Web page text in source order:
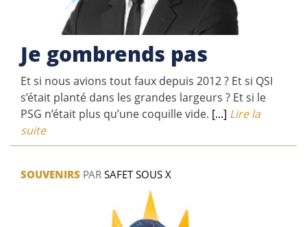
Je gombrends pas
Et si nous avions tout faux depuis 2012 ? Et si QSI
s’était planté dans les grandes largeurs ? Et si le
PSG n’était plus qu’une coquille vide. [...] Lire la
suite
SOUVENIRS PAR SAFET SOUS X